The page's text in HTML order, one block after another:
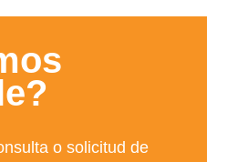
o solicitud de